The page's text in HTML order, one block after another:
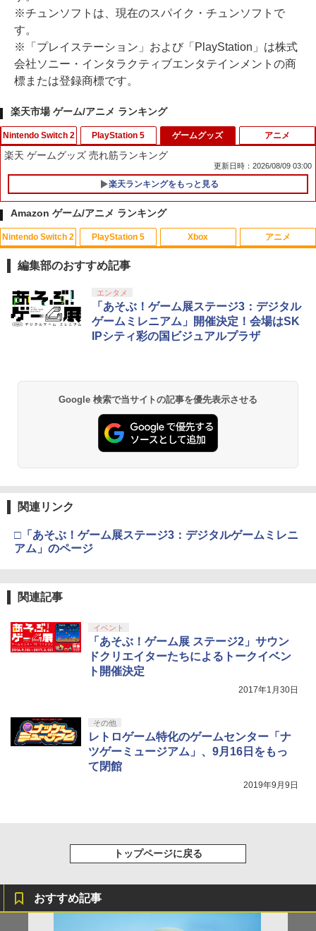
※チュンソフトは、現在のスパイク・チュンソフトで
す。
※「プレイステーション」および「PlayStation」は株式
会社ソニー・インタラクティブエンタテインメントの商
標または登録商標です。
楽天市場 ゲーム/アニメ ランキング
Nintendo Switch 2
1
【7週連続1位】inklink公式 Switch / Sw
itch2 コントローラー 最新モデル 最新フ
ァームウェア プロコン プロコン2 プロコ
ントローラー スイッチ2 スイッチ Switc
h コントローラー ワイヤレスコントロー
ラー 連射機能 ワイヤレス switch2コン
トローラ Switch2コントローラー
￥2,960
Switch2用 温度モニターファン
【お買い物マラソン期間限定♪最大30％O
FF】【tomtoc公式店】 Switch 2対応 ハ
￥2,653
4
バッグ 防水 防塵 耐衝撃 持ち運び便利 ポ
ーチ スタンド/コントローラー/カード/ド
ックなど収納可能 カバー 収納ボックス
￥2,880
5 Nintendo Switch 2 ACアダプター
￥3,974
PlayStation 5
1
シリコンタイプ デュアルセンス ps5用
【PS5コントローラー用シリコンケー
ス】デュアルセンス ps5 コントローラー
カバー ps5 dualsense ゲーム 保護ケー
ス 守る 透明 シンプル ブルー レッド ホ
ワイト ブラック プレイステーション5 プ
レステ5 直送w【送料無料】[M便 1/3]
￥580
KontrolFreek コントロールフリーク FP
￥1,750
＼10％OFFクーポン／PS5用 冷却ファン
クーリングファン 冷却装置 USBクーラ
4
お役立ちセット)
￥3,484
ーンパック」 同梱 PlayStation5 (PS5)
[ゲームソフト]
￥4,480
ゲームグッズ
楽天 ゲームグッズ 売れ筋ランキング
更新日時：2026/08/09 03:00
楽天ランキングをもっと見る
アニメ
1
花緑青が明ける日に 豪華版 セル【Blu-r
ay】 [ 四宮義俊 ]
ミュージカル『刀剣乱舞』 ～静かなる夜
ヤマトよ永遠に REBEL3199 7＜最終巻
＞【Blu-ray】 [ 西崎義展 ]
ドエディション 1【Blu-ray】 [ 堀川亮 ]
5
銀河英雄伝説 Blu-ray BOX スタンダー
ドエディション 4【Blu-ray】 [ 堀川亮 ]
￥21,824
Amazon ゲーム/アニメ ランキング
Nintendo Switch 2
1
スプラトゥーン レイダース|オンライン
コード版
￥5,832
スプラトゥーン レイダース -Switch2
￥9,000
ニンテンドープリペイド番号 5000円|オ
PlayStation 5
1
PlayStation 5 デジタル・エディション
日本語専用 Console Language: Japan
ese only (CFI-2200B01)
￥55,000
Beast of Reincarnation -PS5 【特典】
プロダクトコード 封入
￥7,286
￥11,980
￥10,737
【純正品】DualSense ワイヤレスコン
￥10,737
Xbox
1
【純正品】Xbox ワイヤレス コントロー
ラー + USB-C® ケーブル
￥8,300
【純正品】Xbox ワイヤレス コントロー
ラー (ロボット ホワイト)
￥7,681
【純正品】Xbox ワイヤレス コントロー
【国内正規品】Thrustmaster スラスト
マスター TH8S シフター - PC、PS4、P
S5、PS5 Pro、Xbox One、Xbox Serie
s X|S 対応の高精度 H パターン シフター
￥14,141
アニメ
1
劇場版「鬼滅の刃」無限城編 第一章 猗
窩座再来 通常版 [Blu-ray]
￥3,982
劇場版「鬼滅の刃」無限城編 第一章 猗
窩座再来 通常版 [DVD]
￥3,523
(オリジナル特典:オリジナル巾着＋メー
カー特典:【坤と離】二振りの剣、十翼よ
4
劇場版「鬼滅の刃」無限城編 第一章 猗
窩座再来 完全生産限定版 [Blu-ray]
￥8,698
5
『映画 ラブライブ！蓮ノ空女学院スクー
ルアイドルクラブ Bloom Garden Part
y』Blu-ray（特装限定版）
編集部のおすすめ記事
エンタメ
「あそぶ！ゲーム展ステージ3：デジタル
ゲームミレニアム」開催決定！会場はSK
IPシティ彩の国ビジュアルプラザ
Google 検索で当サイトの記事を優先表示させる
関連リンク
□「あそぶ！ゲーム展ステージ3：デジタルゲームミレニ
アム」のページ
関連記事
イベント
「あそぶ！ゲーム展 ステージ2」サウン
ドクリエイターたちによるトークイベン
ト開催決定
2017年1月30日
その他
レトロゲーム特化のゲームセンター「ナ
ツゲーミュージアム」、9月16日をもっ
て閉館
2019年9月9日
トップページに戻る
おすすめ記事